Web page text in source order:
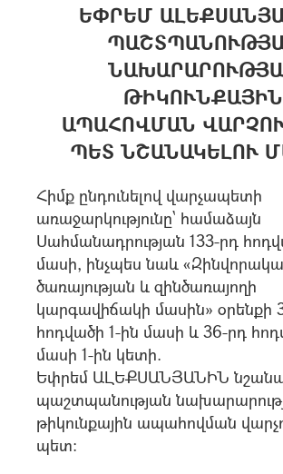
ԵՓՐԵՄ
ԹԻԿՈՒՆՔԱՅԻՆ
ԱՊԱՀՈՎՄԱՆ
ՊԵՏ ՆՇԱՆԱԿԵԼՈՒ
Հիմք ընդունելով վարչապետի
առաջարկությունը` համաձայն
Սահմանադրության 133-րդ
մասի, ինչպես նաև
ծառայության և զինծառայողի
կարգավիճակի մասին» օրենքի
հոդվածի 1-ին մասի և 36-րդ
մասի 1-ին կետի.
Եփրեմ ԱԼԵՔՍԱՆՅԱՆԻՆ
պաշտպանության
թիկունքային ապահովման
պետ: